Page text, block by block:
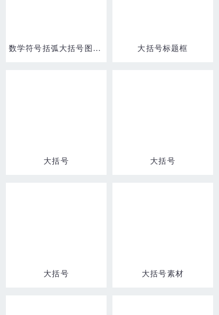
数学符号括弧大括号图标元素 大括号标题框
大括号 大括号
大括号 大括号素材